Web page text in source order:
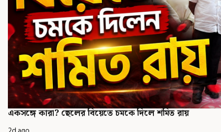
একসঙ্গে কারা? ছেলের বিয়েতে চমকে দিলে শমিত রায়